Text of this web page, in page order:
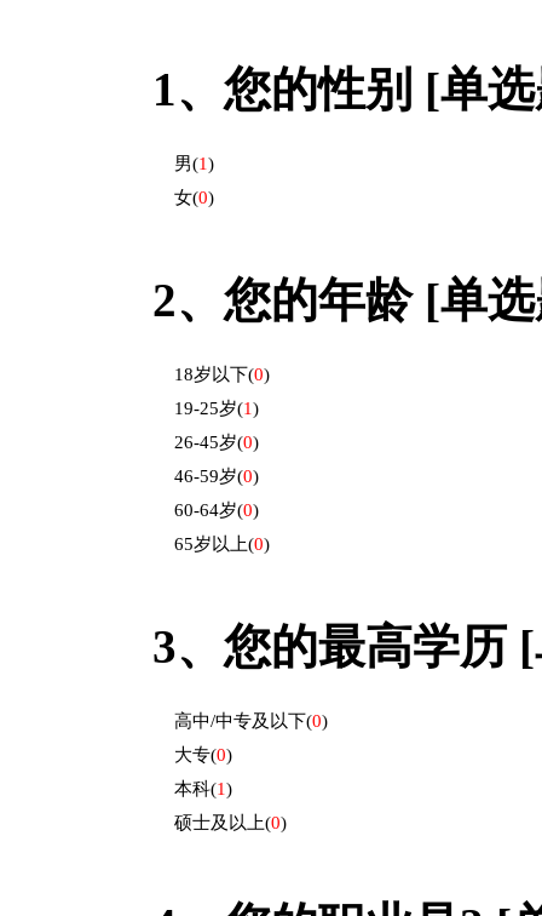
1、 您的性别 [单
男(1)
女(0)
2、 您的年龄 [单
18岁以下(0)
19-25岁(1)
26-45岁(0)
46-59岁(0)
60-64岁(0)
65岁以上(0)
3、 您的最高学历
高中/中专及以下(0)
大专(0)
本科(1)
硕士及以上(0)